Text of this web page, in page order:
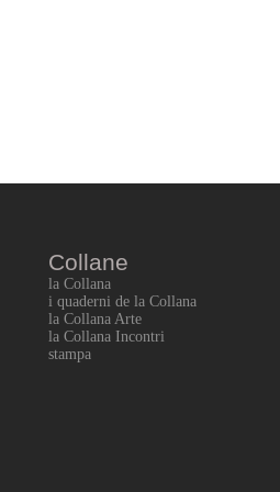
Collane
la Collana
i quaderni de la Collana
la Collana Arte
la Collana Incontri
stampa